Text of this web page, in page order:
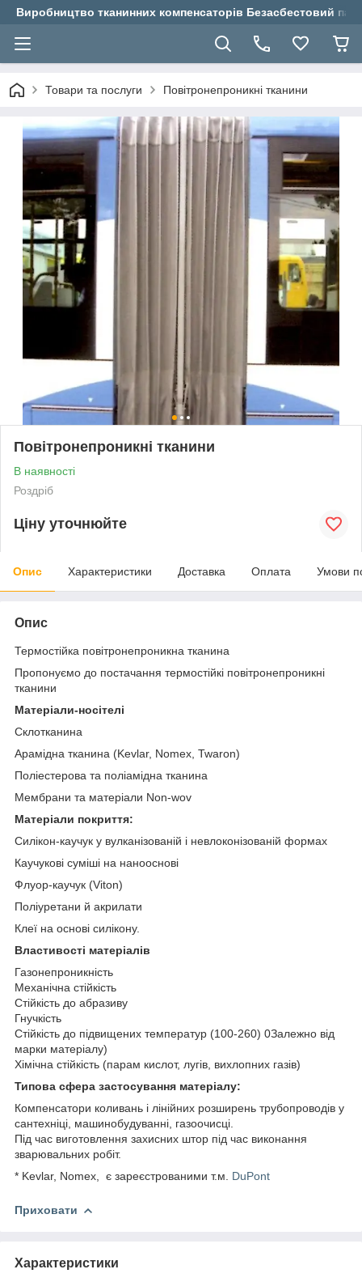
Виробництво тканинних компенсаторів Безасбестовий
Товари та послуги Повітронепроникні тканини
Повітронепроникні тканини
В наявності
Роздріб
Ціну уточнюйте
Опис Характеристики Доставка Оплата Умови
Опис
Термостійка повітронепроникна тканина
Пропонуємо до постачання термостійкі повітронепроникні
тканини
Матеріали-носітелі
Склотканина
Арамідна тканина (Kevlar, Nomex, Twaron)
Поліестерова та поліамідна тканина
Мембрани та матеріали Non-wov
Матеріали покриття:
Силікон-каучук у вулканізованій і невлоконізованій формах
Каучукові суміші на нанооснові
Флуор-каучук (Viton)
Поліуретани й акрилати
Клеї на основі силікону.
Властивості матеріалів
Газонепроникність
Механічна стійкість
Стійкість до абразиву
Гнучкість
Стійкість до підвищених температур (100-260) 0Залежно від
марки матеріалу)
Хімічна стійкість (парам кислот, лугів, вихлопних газів)
Типова сфера застосування матеріалу:
Компенсатори коливань і лінійних розширень трубопроводів у
сантехніці, машинобудуванні, газоочисці.
Під час виготовлення захисних штор під час виконання
зварювальних робіт.
* Kevlar, Nomex, є зареєстрованими т.м. DuPont
Приховати
Характеристики